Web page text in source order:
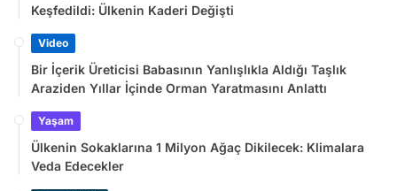
Keşfedildi: Ülkenin Kaderi Değişti
Video
Bir İçerik Üreticisi Babasının Yanlışlıkla Aldığı Taşlık
Araziden Yıllar İçinde Orman Yaratmasını Anlattı
Yaşam
Ülkenin Sokaklarına 1 Milyon Ağaç Dikilecek: Klimalara
Veda Edecekler